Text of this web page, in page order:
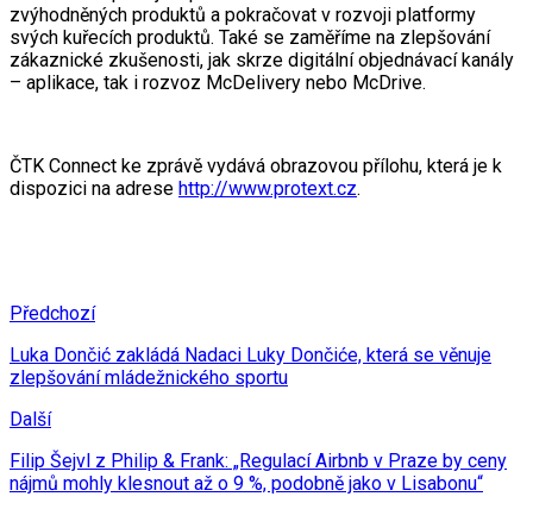
zvýhodněných produktů a pokračovat v rozvoji platformy
svých kuřecích produktů. Také se zaměříme na zlepšování
zákaznické zkušenosti, jak skrze digitální objednávací kanály
– aplikace, tak i rozvoz McDelivery nebo McDrive.
ČTK Connect ke zprávě vydává obrazovou přílohu, která je k
dispozici na adrese http://www.protext.cz.
Předchozí
Luka Dončić zakládá Nadaci Luky Dončiće, která se věnuje
zlepšování mládežnického sportu
Další
Filip Šejvl z Philip & Frank: „Regulací Airbnb v Praze by ceny
nájmů mohly klesnout až o 9 %, podobně jako v Lisabonu“